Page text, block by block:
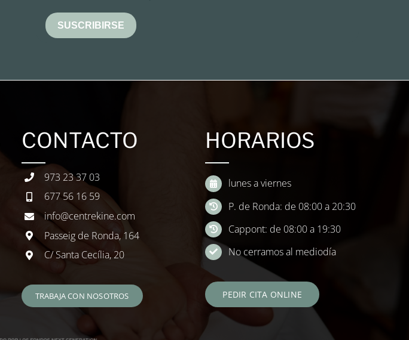
SUSCRIBIRSE
CONTACTO
973 23 37 03
677 56 16 59
info@centrekine.com
Passeig de Ronda, 164
C/ Santa Cecília, 20
TRABAJA CON NOSOTROS
HORARIOS
lunes a viernes
P. de Ronda: de 08:00 a 20:30
Cappont: de 08:00 a 19:30
No cerramos al mediodía
PEDIR CITA ONLINE